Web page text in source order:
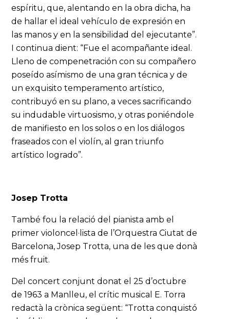
espíritu, que, alentando en la obra dicha, ha
de hallar el ideal vehículo de expresión en
las manos y en la sensibilidad del ejecutante”.
I continua dient: “Fue el acompañante ideal.
Lleno de compenetración con su compañero
poseído asímismo de una gran técnica y de
un exquisito temperamento artístico,
contribuyó en su plano, a veces sacrificando
su indudable virtuosismo, y otras poniéndole
de manifiesto en los solos o en los diálogos
fraseados con el violín, al gran triunfo
artístico logrado”.
Josep Trotta
També fou la relació del pianista amb el
primer violoncel·lista de l’Orquestra Ciutat de
Barcelona, Josep Trotta, una de les que donà
més fruit.
Del concert conjunt donat el 25 d’octubre
de 1963 a Manlleu, el crític musical E. Torra
redactà la crònica següent: “Trotta conquistó